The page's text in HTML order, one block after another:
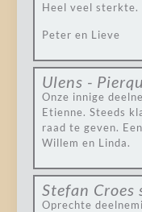
Heel veel sterkte.
Peter en Lieve
Ulens -
Onze innige
Etienne. Steeds
raad te geven.
Willem en Linda.
Stefan Croes
Oprechte